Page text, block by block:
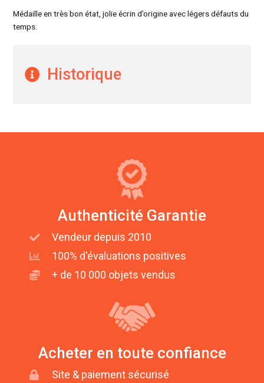
Médaille en très bon état, jolie écrin d’origine avec légers défauts du
temps.
Historique
Authenticité Garantie
Vendeur depuis 2010
100% d'évaluations positives
+ de 10 000 objets vendus
Acheter en toute confiance
Site & paiement sécurisé